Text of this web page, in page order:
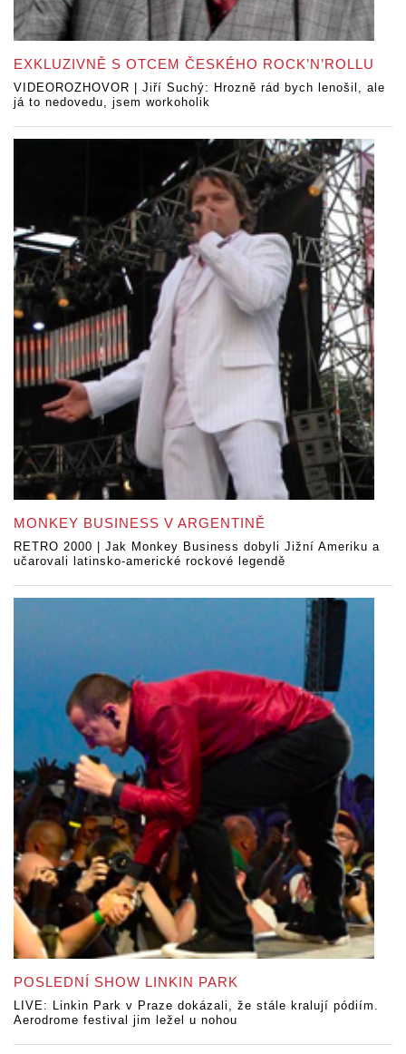
EXKLUZIVNĚ S OTCEM ČESKÉHO ROCK’N’ROLLU
VIDEOROZHOVOR | Jiří Suchý: Hrozně rád bych lenošil, ale
já to nedovedu, jsem workoholik
MONKEY BUSINESS V ARGENTINĚ
RETRO 2000 | Jak Monkey Business dobyli Jižní Ameriku a
učarovali latinsko-americké rockové legendě
POSLEDNÍ SHOW LINKIN PARK
LIVE: Linkin Park v Praze dokázali, že stále kralují pódiím.
Aerodrome festival jim ležel u nohou